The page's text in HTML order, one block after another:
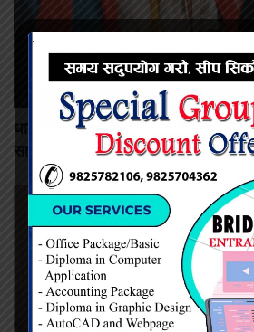
धार्मिक आस्थामाथि आक्रमण भएको आरोप,
सार्यो आठबुँदे माग